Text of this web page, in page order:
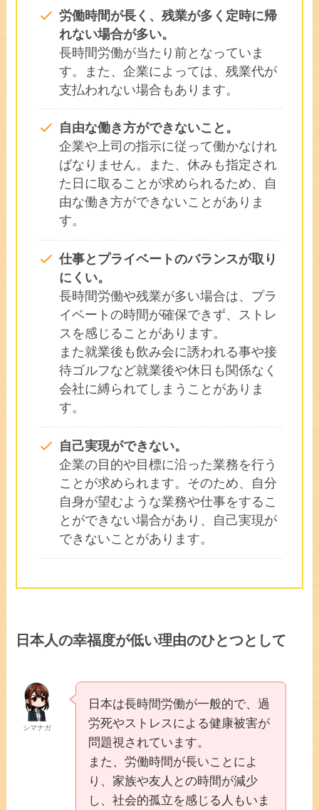
労働時間が長く、残業が多く定時に帰
れない場合が多い。
長時間労働が当たり前となっていま
す。また、企業によっては、残業代が
支払われない場合もあります。
自由な働き方ができないこと。
企業や上司の指示に従って働かなけれ
ばなりません。また、休みも指定され
た日に取ることが求められるため、自
由な働き方ができないことがありま
す。
仕事とプライベートのバランスが取り
にくい。
長時間労働や残業が多い場合は、プラ
イベートの時間が確保できず、ストレ
スを感じることがあります。
また就業後も飲み会に誘われる事や接
待ゴルフなど就業後や休日も関係なく
会社に縛られてしまうことがありま
す。
自己実現ができない。
企業の目的や目標に沿った業務を行う
ことが求められます。そのため、自分
自身が望むような業務や仕事をするこ
とができない場合があり、自己実現が
できないことがあります。
日本人の幸福度が低い理由のひとつとして
シマナガ
日本は長時間労働が一般的で、過
労死やストレスによる健康被害が
問題視されています。
また、労働時間が長いことによ
り、家族や友人との時間が減少
し、社会的孤立を感じる人もいま